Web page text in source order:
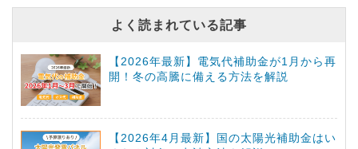
よく読まれている記事
【2026年最新】電気代補助金が1月から再
開！冬の高騰に備える方法を解説
【2026年4月最新】国の太陽光補助金はい